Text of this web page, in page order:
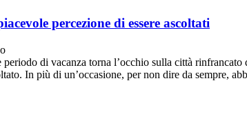
percezione di essere ascoltati
di vacanza torna l’occhio sulla città rinfrancato
In più di un’occasione, per non dire da sempre,